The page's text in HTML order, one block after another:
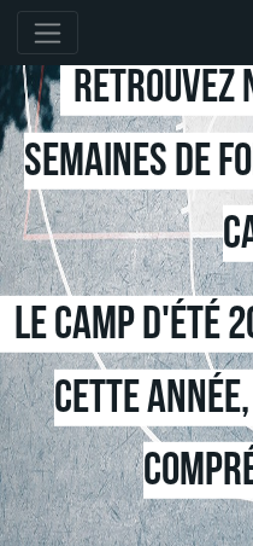
Retrouvez
semaines de
Le camp d'été
cette